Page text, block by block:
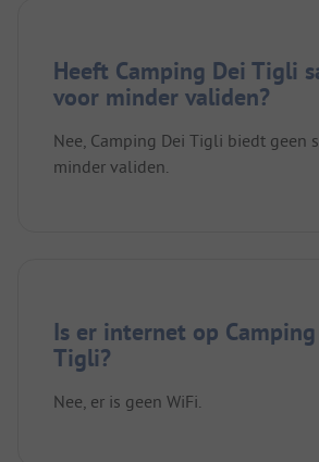
Heeft Camping Dei Tigli
voor minder validen?
Nee, Camping Dei Tigli biedt geen
minder validen.
Is er internet op
Tigli?
Nee, er is geen WiFi.